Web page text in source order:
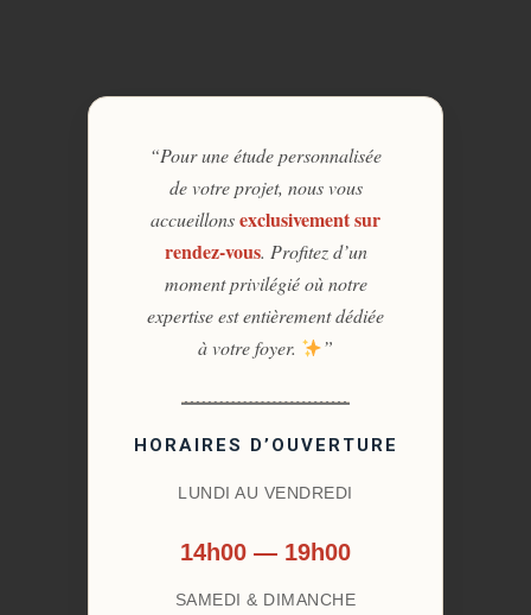
“Pour une étude personnalisée
de votre projet, nous vous
accueillonsexclusivement sur
rendez-vous. Profitez d’un
moment privilégié où notre
expertise est entièrement dédiée
à votre foyer.
”
HORAIRES D’OUVERTURE
LUNDI AU VENDREDI
14h00 — 19h00
SAMEDI & DIMANCHE